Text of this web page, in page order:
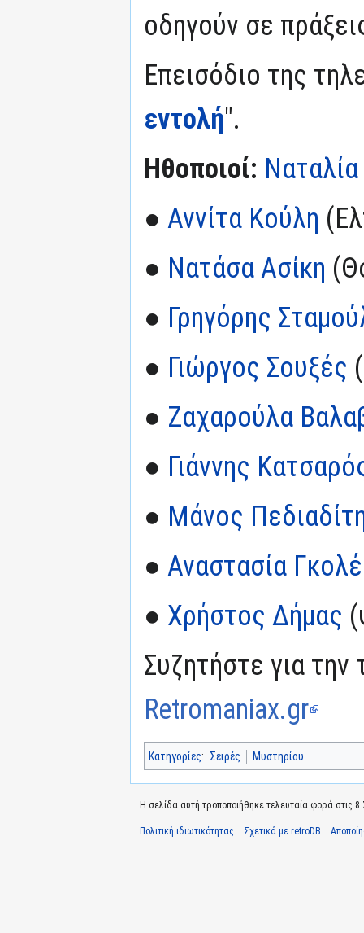
οδηγούν σε
Επεισόδιο της
εντολή".
Ηθοποιοί:
● Αννίτα Κούλη
● Νατάσα Ασίκη
● Γρηγόρης
● Γιώργος Σουξές
● Ζαχαρούλα
● Γιάννης
● Μάνος
● Αναστασία
● Χρήστος Δήμας
Συζητήστε για την
Retromaniax.gr
Κατηγορίες: Σειρές Μυστηρίου
Η σελίδα αυτή τροποποιήθηκε τελευταία φορά στις 8
Πολιτική ιδιωτικότητας Σχετικά με retroDB